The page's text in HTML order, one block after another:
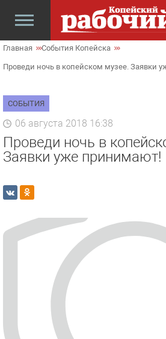
Главная События Копейска
Проведи ночь в копейском музее. Заявки
СОБЫТИЯ
06 августа 2018 16:38
Проведи ночь в
Заявки уже принимают!